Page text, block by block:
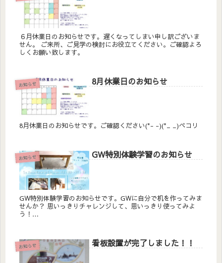
６月休業日のお知らせです。遅くなってしまい申し訳ございま
せん。 ご来所、ご見学の検討にお役立てください。ご確認よろ
しくお願い致します。
お知らせ 8月休業日のお知らせ
8月休業日のお知らせです。ご確認ください(*- -)(*_ _)ペコリ
お知らせ GW特別体験学習のお知らせ
GW特別体験学習のお知らせです。GWに自分で机を作ってみま
せんか？ 思いっきりチャレンジして、思いっきり使ってみよ
う！
お知らせ 看板設置が完了しました！！